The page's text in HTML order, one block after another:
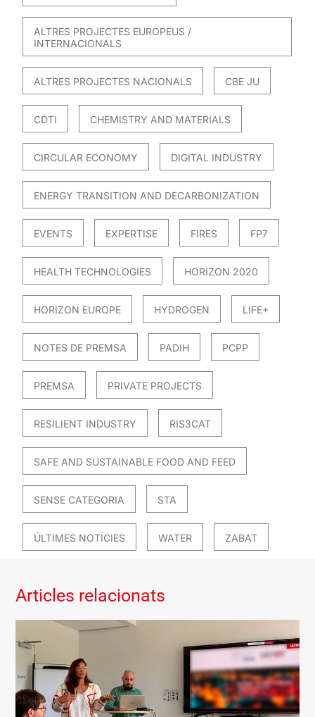
ALTRES PROJECTES EUROPEUS /
INTERNACIONALS
ALTRES PROJECTES NACIONALS CBE JU
CDTI CHEMISTRY AND MATERIALS
CIRCULAR ECONOMY DIGITAL INDUSTRY
ENERGY TRANSITION AND DECARBONIZATION
EVENTS EXPERTISE FIRES FP7
HEALTH TECHNOLOGIES HORIZON 2020
HORIZON EUROPE HYDROGEN LIFE+
NOTES DE PREMSA PADIH PCPP
PREMSA PRIVATE PROJECTS
RESILIENT INDUSTRY RIS3CAT
SAFE AND SUSTAINABLE FOOD AND FEED
SENSE CATEGORIA STA
ÚLTIMES NOTÍCIES WATER ZABAT
Articles relacionats